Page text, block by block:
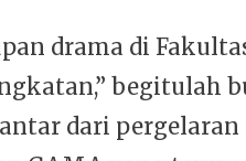
drama di
begitulah
dari pergelaran